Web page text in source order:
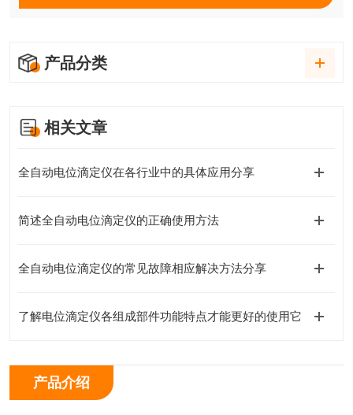
产品分类
相关文章
全自动电位滴定仪在各行业中的具体应用分享
简述全自动电位滴定仪的正确使用方法
全自动电位滴定仪的常见故障相应解决方法分享
了解电位滴定仪各组成部件功能特点才能更好的使用它
产品介绍